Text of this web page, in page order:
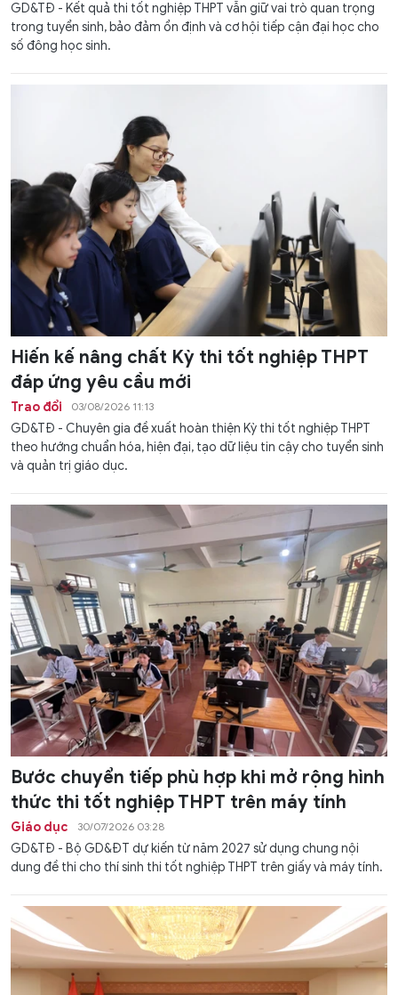
GD&TĐ - Kết quả thi tốt nghiệp THPT vẫn giữ vai trò quan trọng
trong tuyển sinh, bảo đảm ổn định và cơ hội tiếp cận đại học cho
số đông học sinh.
Hiến kế nâng chất Kỳ thi tốt nghiệp THPT
đáp ứng yêu cầu mới
Trao đổi 03/08/2026 11:13
GD&TĐ - Chuyên gia đề xuất hoàn thiện Kỳ thi tốt nghiệp THPT
theo hướng chuẩn hóa, hiện đại, tạo dữ liệu tin cậy cho tuyển sinh
và quản trị giáo dục.
Bước chuyển tiếp phù hợp khi mở rộng hình
thức thi tốt nghiệp THPT trên máy tính
Giáo dục 30/07/2026 03:28
GD&TĐ - Bộ GD&ĐT dự kiến từ năm 2027 sử dụng chung nội
dung đề thi cho thí sinh thi tốt nghiệp THPT trên giấy và máy tính.